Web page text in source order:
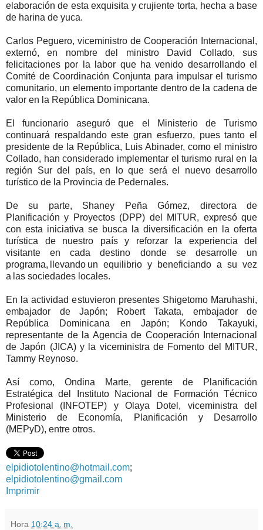
elaboración de esta exquisita y crujiente torta, hecha a base
de harina de yuca.
Carlos Peguero, viceministro de Cooperación Internacional,
externó, en nombre del ministro David Collado, sus
felicitaciones por la labor que ha venido desarrollando el
Comité de Coordinación Conjunta para impulsar el turismo
comunitario, un elemento importante dentro de la cadena de
valor en la República Dominicana.
El funcionario aseguró que el Ministerio de Turismo
continuará respaldando este gran esfuerzo, pues tanto el
presidente de la República, Luis Abinader, como el ministro
Collado, han considerado implementar el turismo rural en la
región Sur del país, en lo que será el nuevo desarrollo
turístico de la Provincia de Pedernales.
De su parte, Shaney Peña Gómez, directora de
Planificación y Proyectos (DPP) del MITUR, expresó que
con esta iniciativa se busca la diversificación en la oferta
turística de nuestro país y reforzar la experiencia del
visitante en cada destino donde se desarrolle un
programa, llevando un equilibrio y beneficiando a su vez
a las sociedades locales.
En la actividad estuvieron presentes Shigetomo Maruhashi,
embajador de Japón; Robert Takata, embajador de
República Dominicana en Japón; Kondo Takayuki,
representante de la Agencia de Cooperación Internacional
de Japón (JICA) y la viceministra de Fomento del MITUR,
Tammy Reynoso.
Así como, Ondina Marte, gerente de Planificación
Estratégica del Instituto Nacional de Formación Técnico
Profesional (INFOTEP) y Olaya Dotel, viceministra del
Ministerio de Economía, Planificación y Desarrollo
(MEPyD), entre otros.
elpidiotolentino@hotmail.com;
elpidiotolentino@gmail.com
Imprimir
Hora 10:24 a. m.